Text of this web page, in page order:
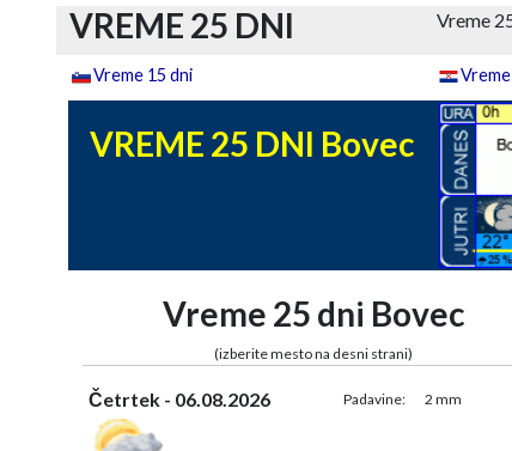
VREME 25 DNI Vreme
Vreme 15 dni
VREME 25 DNI Bovec
Vreme 25 dni Bovec
(izberite mesto na desni strani)
Četrtek - 06.08.2026 Padavine: 2 mm